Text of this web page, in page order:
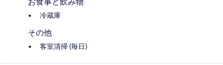
冷蔵庫
その他
客室清掃 (毎日)